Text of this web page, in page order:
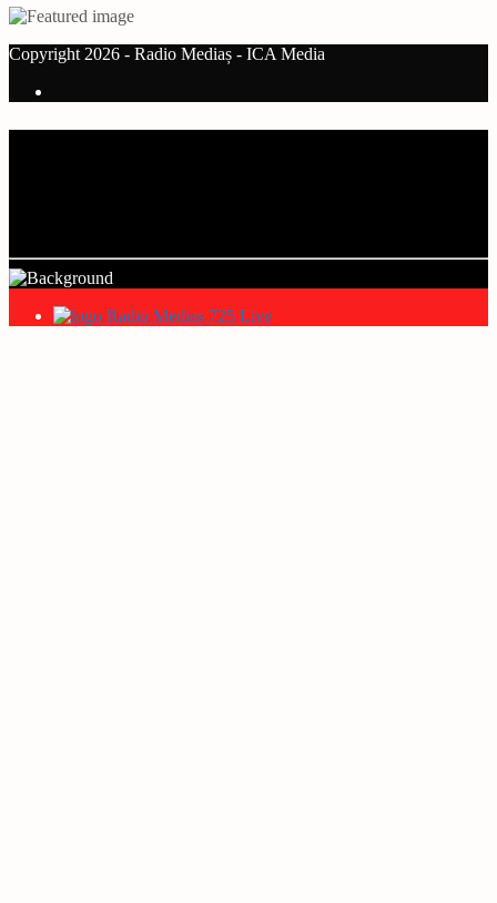
Copyright 2026 - Radio Mediaș - ICA Media
Radio Mediaș 725 Live